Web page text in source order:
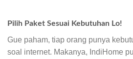
Pilih Paket Sesuai Kebutuhan Lo!
Gue paham, tiap orang punya
soal internet. Makanya, IndiHome